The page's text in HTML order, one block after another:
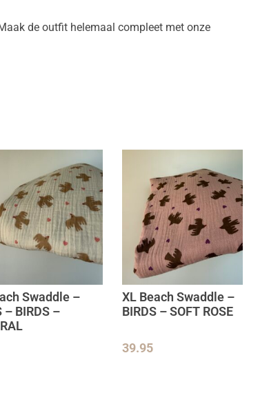
de outfit helemaal compleet met onze
Swaddle –
– BIRDS –
XL Beach Swaddle –
BIRDS – SOFT ROSE
39.95